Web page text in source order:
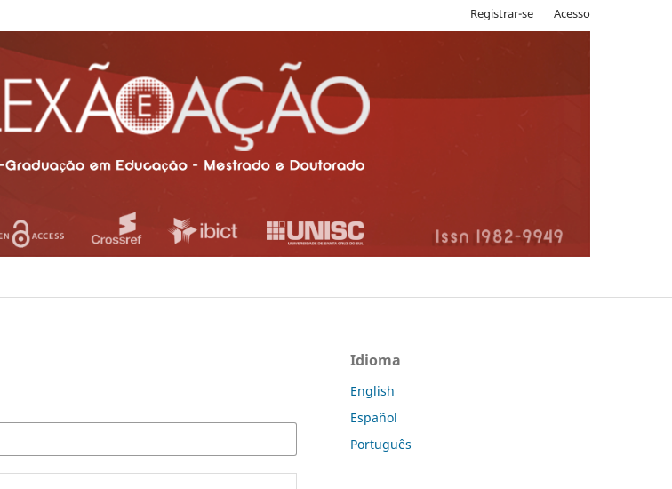
Registrar-se Acesso
Idioma
English
Español
Português